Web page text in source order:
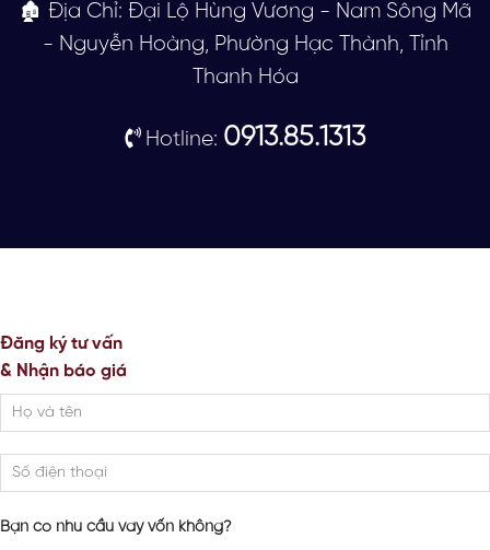
🏚 Địa Chỉ: Đại Lộ Hùng Vương - Nam Sông Mã
- Nguyễn Hoàng, Phường Hạc Thành, Tỉnh
Thanh Hóa
Hotline: 0913.85.1313
Đăng ký tư vấn
& Nhận báo giá
Bạn có nhu cầu vay vốn không?